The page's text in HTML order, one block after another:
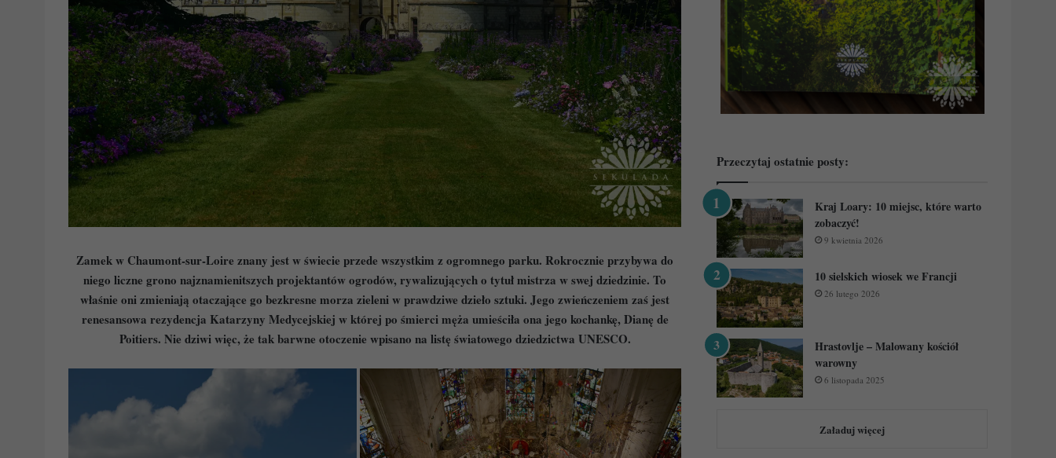
Zamek w Chaumont-sur-Loire znany jest w świecie przede wszystkim z ogromnego parku. Rokrocznie przybywa do
niego liczne grono najznamienitszych projektantów ogrodów, rywalizujących o tytuł mistrza w swej dziedzinie. To
właśnie oni zmieniają otaczające go bezkresne morza zieleni w prawdziwe dzieło sztuki. Jego zwieńczeniem zaś jest
renesansowa rezydencja Katarzyny Medycejskiej w której po śmierci męża umieściła ona jego kochankę, Dianę de
Poitiers. Nie dziwi więc, że tak barwne otoczenie wpisano na listę światowego dziedzictwa UNESCO.
Przeczytaj ostatnie posty:
Kraj Loary: 10 miejsc, które warto
zobaczyć!
9 kwietnia 2026
10 sielskich wiosek we Francji
26 lutego 2026
Hrastovlje – Malowany kościół
warowny
6 listopada 2025
Załaduj więcej